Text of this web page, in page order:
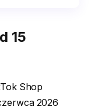
15
Shop
2026